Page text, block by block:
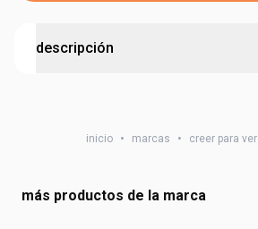
descripción
educación del país
inicio • marcas • creer para ver
más productos de la marca